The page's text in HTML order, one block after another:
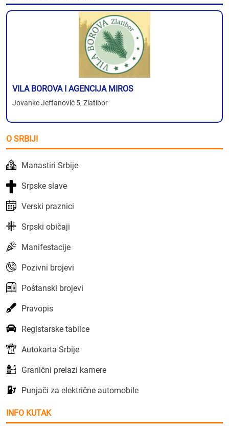
VILA BOROVA I AGENCIJA MIROS
Jovanke Jeftanović 5, Zlatibor
O SRBIJI
Manastiri Srbije
Srpske slave
Verski praznici
Srpski običaji
Manifestacije
Pozivni brojevi
Poštanski brojevi
Pravopis
Registarske tablice
Autokarta Srbije
Granični prelazi kamere
Punjači za električne automobile
INFO KUTAK